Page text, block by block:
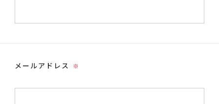
メールアドレス ※